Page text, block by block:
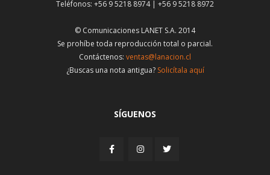
Teléfonos: +56 9 5218 8974 | +56 9 5218 8972
© Comunicaciones LANET S.A. 2014
Se prohíbe toda reproducción total o parcial.
Contáctenos: ventas@lanacion.cl
¿Buscas una nota antigua? Solicítala aquí
SÍGUENOS